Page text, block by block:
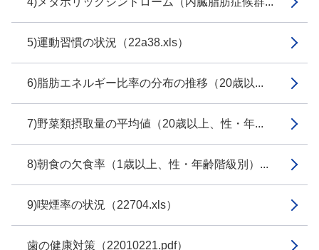
5)運動習慣の状況（22a38.xls）
6)脂肪エネルギー比率の分布の推移（20歳以...
7)野菜類摂取量の平均値（20歳以上、性・年...
8)朝食の欠食率（1歳以上、性・年齢階級別）...
9)喫煙率の状況（22704.xls）
歯の健康対策（22010221.pdf）